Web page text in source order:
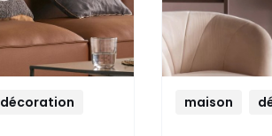
décoration maison